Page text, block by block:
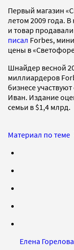
Первый магазин
летом 2009 года.
и товар
писал Forbes,
цены в
Шнайдер весной
миллиардеров
бизнесе
Иван. Издание
семьи в $1,4 млрд.
Материал по теме
Елена Горелова